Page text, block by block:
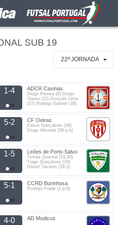
SUB 19
22ª JORNADA
1-4 ADCR Caxinas
Diogo Pereira (8) Diogo
Sousa (22) Gonçalo Lima
(37) Rodrigo Gabriel (38)
5-2 CF Oeiras
Edson Gonçalves (39)
Diogo Almeida (39 p.b)
1-5 Leões de Porto Salvo
Tomás Quental (19,30)
Tiago Gonçalves (29)
Daniel Tavares (39,2)
5-1 CCRD Burinhosa
Rodrigo Frade (1 p.b)
4-0 AD Modicus